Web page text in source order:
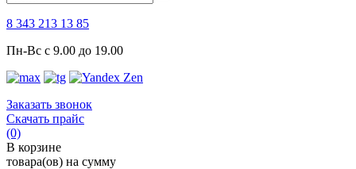
8 343 213 13 85
Пн-Вс с 9.00 до 19.00
Заказать звонок
Скачать прайс
(0)
В корзине
товара(ов) на сумму